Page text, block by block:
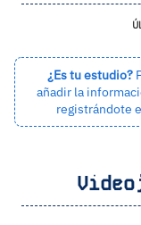
¿Es tu estudio?
añadir la
registrándote